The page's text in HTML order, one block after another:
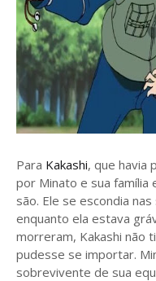
Para Kakashi, que havia
por Minato e sua família
são. Ele se escondia
enquanto ela estava
morreram, Kakashi não
pudesse se importar.
sobrevivente de sua